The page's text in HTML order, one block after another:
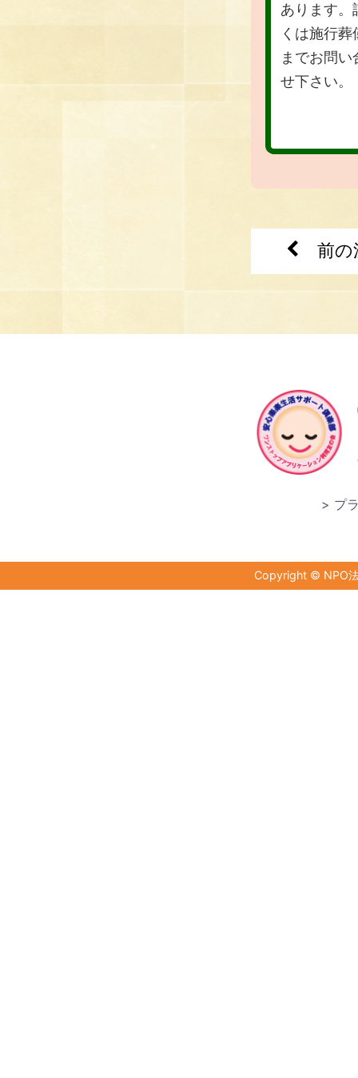
あります。
くは施行葬
までお問い
せ下さい。
前の
プ
Copyright © NPO